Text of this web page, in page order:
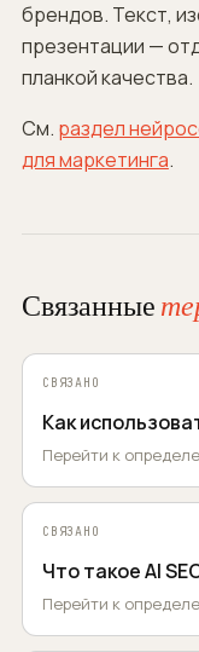
брендов. Текст,
презентации —
планкой качества.
См. раздел
для маркетинга.
Связанные
СВЯЗАНО
Как
Перейти к
СВЯЗАНО
Что такое AI
Перейти к